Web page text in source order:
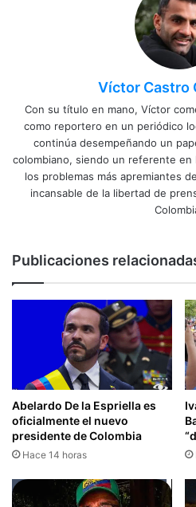
Víctor Castro
Con su título en mano, Víctor
como reportero en un periódico
continúa desempeñando un
colombiano, siendo un referente en
los problemas más apremiantes
incansable de la libertad de
Publicaciones
Abelardo De la Espriella es
oficialmente el nuevo
presidente de Colombia
Hace 14 horas